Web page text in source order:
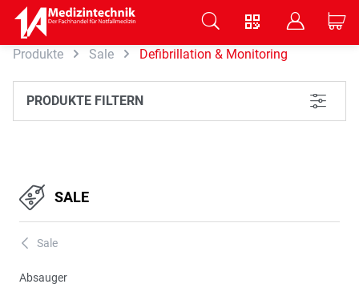
Zum Hauptinhalt springen
V B C
Produkte Sale Defibrillation & Monitoring
PRODUKTE FILTERN L
SALE
A Sale
Absauger